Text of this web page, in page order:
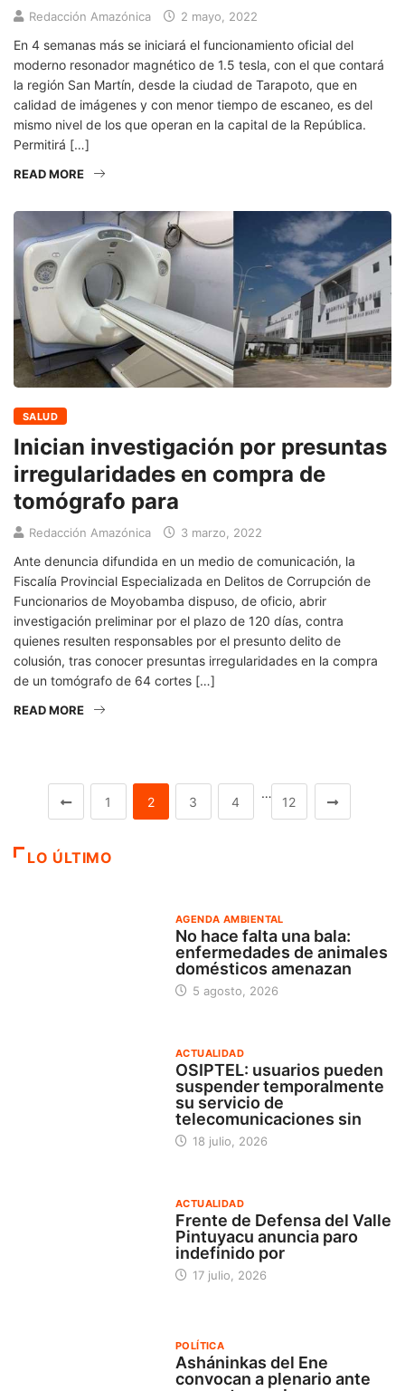
Redacción Amazónica 2 mayo, 2022
En 4 semanas más se iniciará el funcionamiento oficial del
moderno resonador magnético de 1.5 tesla, con el que contará
la región San Martín, desde la ciudad de Tarapoto, que en
calidad de imágenes y con menor tiempo de escaneo, es del
mismo nivel de los que operan en la capital de la República.
Permitirá […]
READ MORE
SALUD
Inician investigación por presuntas
irregularidades en compra de
tomógrafo para
Redacción Amazónica 3 marzo, 2022
Ante denuncia difundida en un medio de comunicación, la
Fiscalía Provincial Especializada en Delitos de Corrupción de
Funcionarios de Moyobamba dispuso, de oficio, abrir
investigación preliminar por el plazo de 120 días, contra
quienes resulten responsables por el presunto delito de
colusión, tras conocer presuntas irregularidades en la compra
de un tomógrafo de 64 cortes […]
READ MORE
1 2 3 4
…
12
LO ÚLTIMO
AGENDA AMBIENTAL
No hace falta una bala:
enfermedades de animales
domésticos amenazan
5 agosto, 2026
ACTUALIDAD
OSIPTEL: usuarios pueden
suspender temporalmente
su servicio de
telecomunicaciones sin
18 julio, 2026
ACTUALIDAD
Frente de Defensa del Valle
Pintuyacu anuncia paro
indefinido por
17 julio, 2026
POLÍTICA
Asháninkas del Ene
convocan a plenario ante